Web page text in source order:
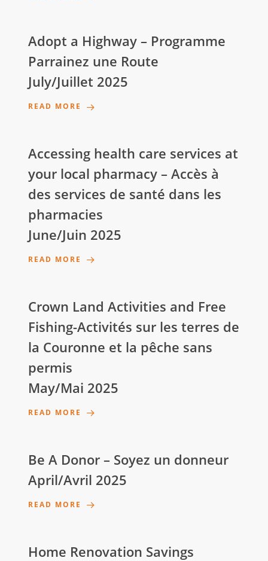
Adopt a Highway – Programme
Parrainez une Route
July/Juillet 2025
READ MORE
Accessing health care services at
your local pharmacy – Accès à
des services de santé dans les
pharmacies
June/Juin 2025
READ MORE
Crown Land Activities and Free
Fishing-Activités sur les terres de
la Couronne et la pêche sans
permis
May/Mai 2025
READ MORE
Be A Donor – Soyez un donneur
April/Avril 2025
READ MORE
Home Renovation Savings